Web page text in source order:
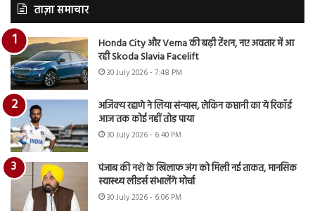
ताज़ा समाचार
Honda City और Verna की बढ़ी टेंशन, नए अवतार में आ
रही Skoda Slavia Facelift
30 July 2026 - 7:48 PM
अजिंक्य रहाणे ने लिया संन्यास, लेकिन कप्तानी का ये रिकॉर्ड
आज तक कोई नहीं तोड़ पाया
30 July 2026 - 6:40 PM
पंजाब की नशे के खिलाफ जंग को मिली नई ताकत, मानसिक
स्वास्थ्य लीडर्स संभालेंगे मोर्चा
30 July 2026 - 6:06 PM